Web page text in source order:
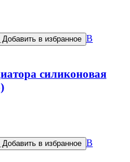
Добавить в избранное В
силиконовая
Добавить в избранное В